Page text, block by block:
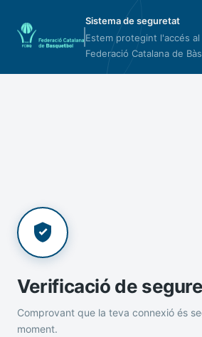
Sistema de seguretat
Estem protegint l'accés
Federació Catalana de
Verificació de
Comprovant que la teva connexió és
moment.